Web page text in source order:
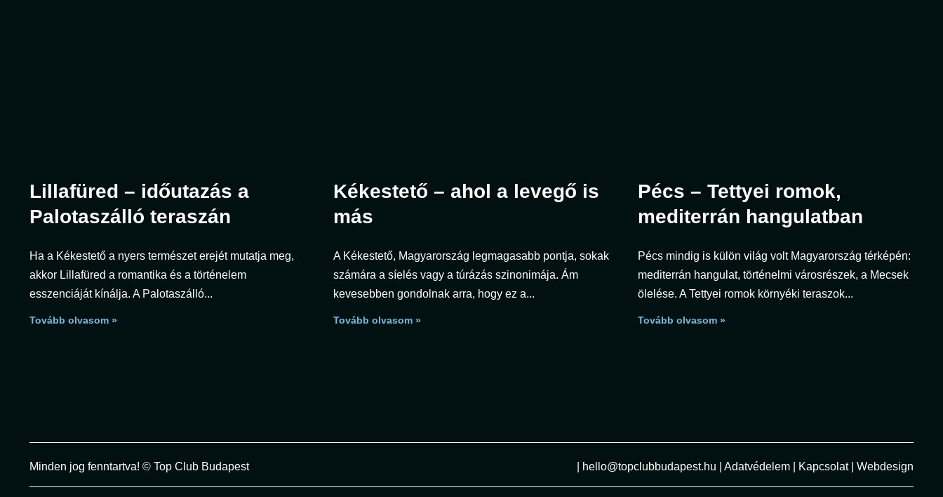
Lillafüred – időutazás a
Palotaszálló teraszán
Ha a Kékestető a nyers természet erejét mutatja meg,
akkor Lillafüred a romantika és a történelem
esszenciáját kínálja. A Palotaszálló
Tovább olvasom »
Kékestető – ahol a levegő is
más
A Kékestető, Magyarország legmagasabb pontja, sokak
számára a síelés vagy a túrázás szinonimája. Ám
kevesebben gondolnak arra, hogy ez a
Tovább olvasom »
Pécs – Tettyei romok,
mediterrán hangulatban
Pécs mindig is külön világ volt Magyarország térképén:
mediterrán hangulat, történelmi városrészek, a Mecsek
ölelése. A Tettyei romok környéki teraszok
Tovább olvasom »
Minden jog fenntartva! © Top Club Budapest hello@topclubbudapest.hu Adatvédelem Kapcsolat| Webdesign